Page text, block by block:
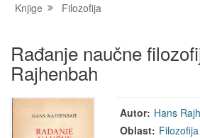
Knjige Filozofija
Rađanje naučne
Rajhenbah
Autor: Hans
Oblast: Filozofija